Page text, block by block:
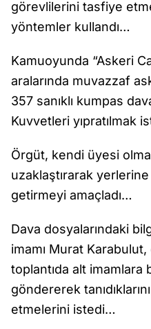
görevlilerini tasfiye
yöntemler kullandı…
Kamuoyunda “Askeri
aralarında muvazzaf
357 sanıklı kumpas
Kuvvetleri yıpratılmak
Örgüt, kendi üyesi
uzaklaştırarak yerlerine
getirmeyi amaçladı…
Dava dosyalarındaki
imamı Murat
toplantıda alt imamlara
göndererek
etmelerini istedi…